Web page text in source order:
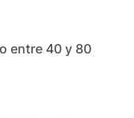
entre 40 y 80